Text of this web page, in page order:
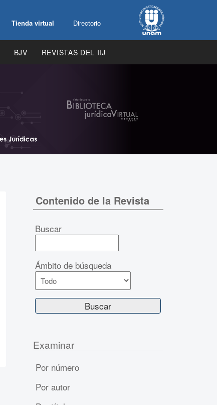
Tienda virtual Directorio
BJV REVISTAS DEL IIJ
Contenido de la Revista
Buscar
Ámbito de búsqueda
Examinar
Por número
Por autor